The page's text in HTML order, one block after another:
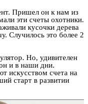
Пришел он к нам из
эти счеты охотники.
кусочки дерева
Случилось это более 2
Но, удивителен
и в наши дни.
искусством счета на
старт в развитии